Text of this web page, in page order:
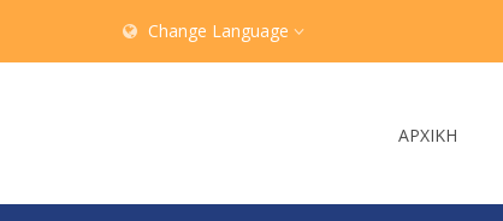
Change Language
ΑΡΧΙΚΗ